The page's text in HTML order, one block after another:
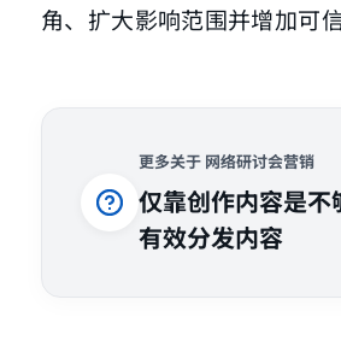
角、扩大影响范围并增加可信
更多关于 网络研讨会营销
仅靠创作内容是不
有效分发内容